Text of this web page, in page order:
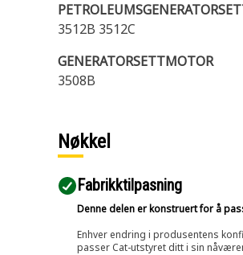
3512B 3512C
GENERATORSETTMOTOR
3508B
Nøkkel
Fabrikktilpasning
Denne delen er konstruert for å
Enhver endring i produsentens
passer Cat-utstyret ditt i sin